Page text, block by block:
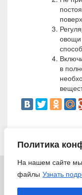
Политика
На нашем сайте
файлы Узнать
овощи
в
© 2018